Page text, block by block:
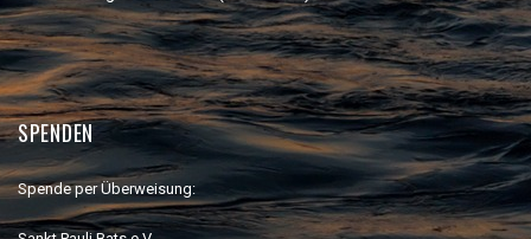
SPENDEN
Spende per Überweisung: